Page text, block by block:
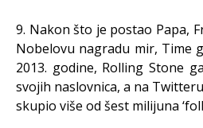
9. Nakon što je postao Papa,
Nobelovu nagradu mir, Time
2013. godine, Rolling Stone
svojih naslovnica, a na
skupio više od šest milijuna